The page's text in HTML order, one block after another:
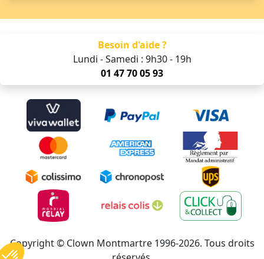
Besoin d'aide ?
Lundi - Samedi : 9h30 - 19h
01 47 70 05 93
Copyright © Clown Montmartre 1996-2026. Tous droits